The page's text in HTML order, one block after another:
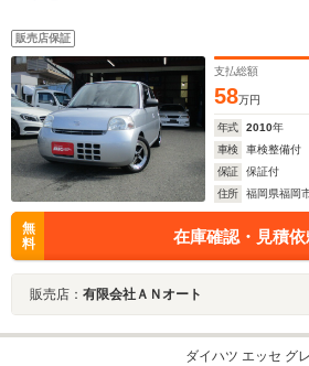
販売店保証
支払総額
58万円
年式 2010年
車検
車検整備付
保証
保証付
住所
福岡県福岡
無
料
在庫確認・見積依
販売店： 有限会社ＡＮオート
ダイハツ エッセ グ